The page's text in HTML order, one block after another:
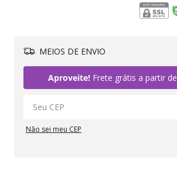
MEIOS DE ENVIO
Aproveite!Frete grátis a partir de
Não sei meu CEP